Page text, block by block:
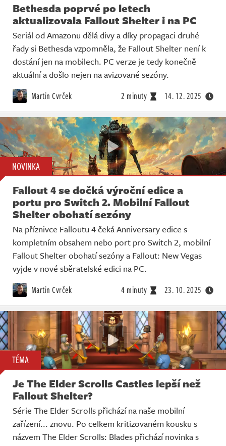
Bethesda poprvé po letech
aktualizovala Fallout Shelter i na PC
Seriál od Amazonu dělá divy a díky propagaci druhé
řady si Bethesda vzpomněla, že Fallout Shelter není k
dostání jen na mobilech. PC verze je tedy konečně
aktuální a došlo nejen na avizované sezóny.
Martin Cvrček 2 minuty 14. 12. 2025
NOVINKA
Fallout 4 se dočká výroční edice a
portu pro Switch 2. Mobilní Fallout
Shelter obohatí sezóny
Na příznivce Falloutu 4 čeká Anniversary edice s
kompletním obsahem nebo port pro Switch 2, mobilní
Fallout Shelter obohatí sezóny a Fallout: New Vegas
vyjde v nové sběratelské edici na PC.
Martin Cvrček 4 minuty 23. 10. 2025
TÉMA
Je The Elder Scrolls Castles lepší než
Fallout Shelter?
Série The Elder Scrolls přichází na naše mobilní
zařízení... znovu. Po celkem kritizovaném kousku s
názvem The Elder Scrolls: Blades přichází novinka s